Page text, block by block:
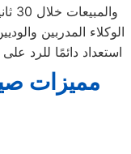
الوكلاء المدربين
استعداد دائمًا للرد
مميزات